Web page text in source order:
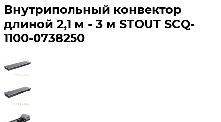
Внутрипольный конвектор
длиной 2,1 м - 3 м STOUT SCQ-
1100-0738250